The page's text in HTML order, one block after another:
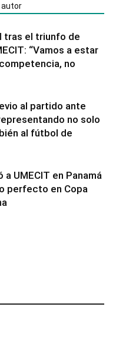
autor
tras el triunfo de
“Vamos a estar
no
al partido ante
no solo
al fútbol de
UMECIT en Panamá
perfecto en Copa